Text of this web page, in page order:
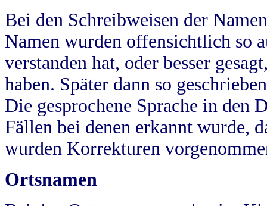
Bei den Schreibweisen der
Namen wurden offensichtlich so
verstanden hat, oder besser
haben. Später dann so
Die gesprochene Sprache in
Fällen bei denen erkannt wurde,
wurden Korrekturen
Ortsnamen